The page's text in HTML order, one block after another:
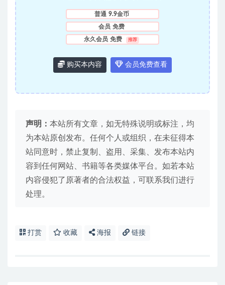
普通 9.9金币
会员 免费
永久会员 免费 推荐
购买本内容 会员免费查看
声明： 本站所有文章，如无特殊说明或标注，均
为本站原创发布。任何个人或组织，在未征得本
站同意时，禁止复制、盗用、采集、发布本站内
容到任何网站、书籍等各类媒体平台。如若本站
内容侵犯了原著者的合法权益，可联系我们进行
处理。
打赏 收藏 海报 链接